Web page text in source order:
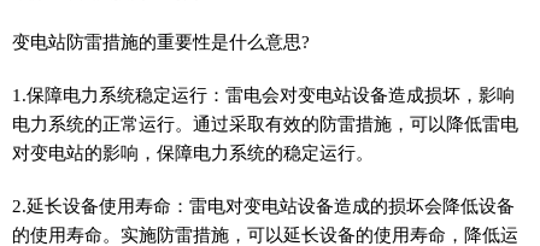
变电站防雷措施的重要性是什么意思?
1.保障电力系统稳定运行：雷电会对变电站设备造成损坏，影响
电力系统的正常运行。通过采取有效的防雷措施，可以降低雷电
对变电站的影响，保障电力系统的稳定运行。
2.延长设备使用寿命：雷电对变电站设备造成的损坏会降低设备
的使用寿命。实施防雷措施，可以延长设备的使用寿命，降低运